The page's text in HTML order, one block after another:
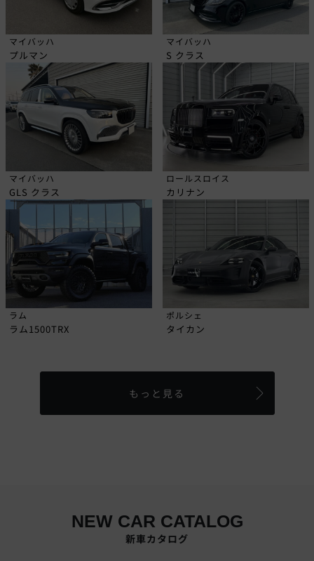
マイバッハ
プルマン
マイバッハ
S クラス
マイバッハ
GLS クラス
ロールスロイス
カリナン
ラム
ラム1500TRX
ポルシェ
タイカン
もっと見る
NEW CAR CATALOG
新車カタログ